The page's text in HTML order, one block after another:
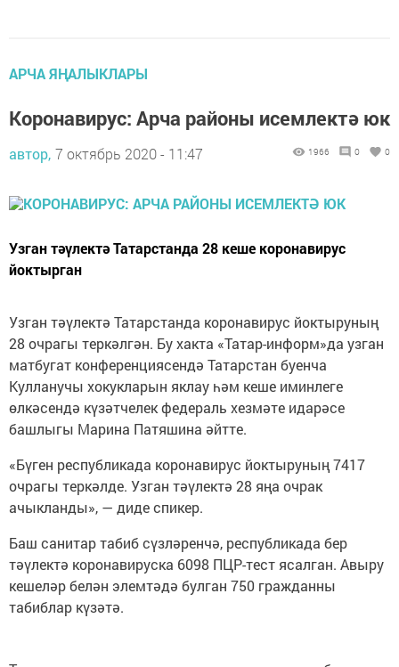
АРЧА ЯҢАЛЫКЛАРЫ
Коронавирус: Арча районы исемлектә юк
автор, 7 октябрь 2020 - 11:47 1966 0 0
Узган тәүлектә Татарстанда 28 кеше коронавирус
йоктырган
Узган тәүлектә Татарстанда коронавирус йоктыруның
28 очрагы теркәлгән. Бу хакта «Татар-информ»да узган
матбугат конференциясендә Татарстан буенча
Кулланучы хокукларын яклау һәм кеше иминлеге
өлкәсендә күзәтчелек федераль хезмәте идарәсе
башлыгы Марина Патяшина әйтте.
«Бүген республикада коронавирус йоктыруның 7417
очрагы теркәлде. Узган тәүлектә 28 яңа очрак
ачыкланды», — диде спикер.
Баш санитар табиб сүзләренчә, республикада бер
тәүлектә коронавируска 6098 ПЦР-тест ясалган. Авыру
кешеләр белән элемтәдә булган 750 гражданны
табиблар күзәтә.